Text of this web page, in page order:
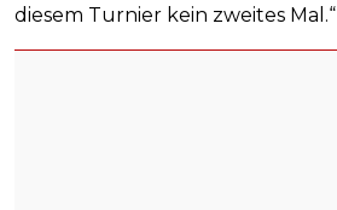
diesem Turnier kein zweites Mal.“